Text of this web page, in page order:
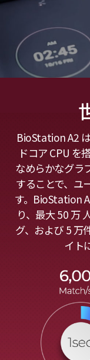
BioStation A2
ドコア CPU を
なめらかなグラ
することで、ユ
す。BioStation
り、最大 50 万
グ、および 5 万
イト